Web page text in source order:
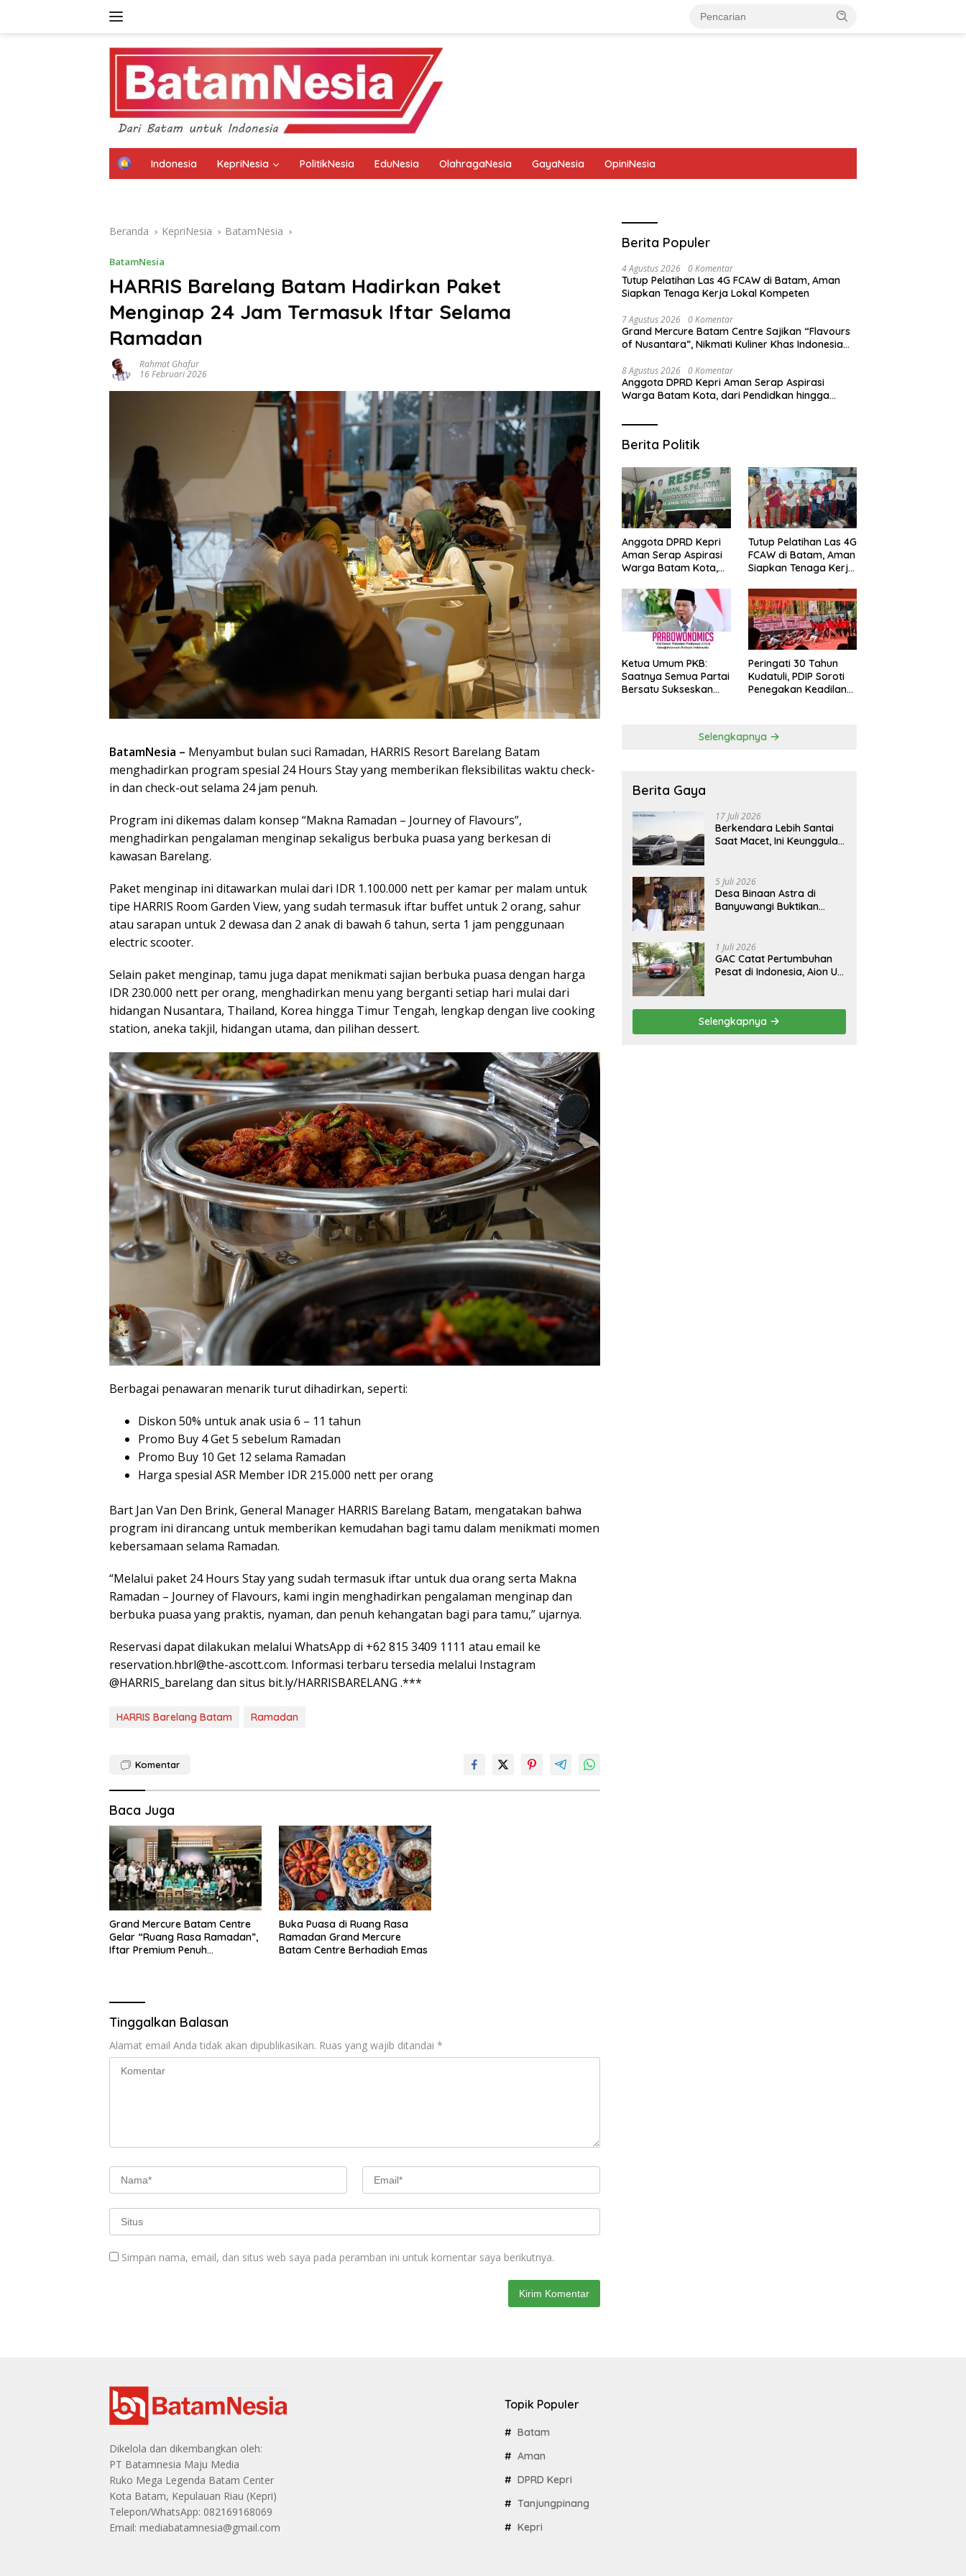
H
Indonesia KepriNesia PolitikNesia EduNesia OlahragaNesia GayaNesia OpiniNesia
Beranda KepriNesia BatamNesia
BatamNesia
HARRIS Barelang Batam Hadirkan Paket
Menginap 24 Jam Termasuk Iftar Selama
Ramadan
Rahmat Ghafur
16 Februari 2026
BatamNesia – Menyambut bulan suci Ramadan, HARRIS Resort Barelang Batam
menghadirkan program spesial 24 Hours Stay yang memberikan fleksibilitas waktu check-
in dan check-out selama 24 jam penuh.
Program ini dikemas dalam konsep “Makna Ramadan – Journey of Flavours”,
menghadirkan pengalaman menginap sekaligus berbuka puasa yang berkesan di
kawasan Barelang.
Paket menginap ini ditawarkan mulai dari IDR 1.100.000 nett per kamar per malam untuk
tipe HARRIS Room Garden View, yang sudah termasuk iftar buffet untuk 2 orang, sahur
atau sarapan untuk 2 dewasa dan 2 anak di bawah 6 tahun, serta 1 jam penggunaan
electric scooter.
Selain paket menginap, tamu juga dapat menikmati sajian berbuka puasa dengan harga
IDR 230.000 nett per orang, menghadirkan menu yang berganti setiap hari mulai dari
hidangan Nusantara, Thailand, Korea hingga Timur Tengah, lengkap dengan live cooking
station, aneka takjil, hidangan utama, dan pilihan dessert.
Berbagai penawaran menarik turut dihadirkan, seperti:
Diskon 50% untuk anak usia 6 – 11 tahun
Promo Buy 4 Get 5 sebelum Ramadan
Promo Buy 10 Get 12 selama Ramadan
Harga spesial ASR Member IDR 215.000 nett per orang
Bart Jan Van Den Brink, General Manager HARRIS Barelang Batam, mengatakan bahwa
program ini dirancang untuk memberikan kemudahan bagi tamu dalam menikmati momen
kebersamaan selama Ramadan.
“Melalui paket 24 Hours Stay yang sudah termasuk iftar untuk dua orang serta Makna
Ramadan – Journey of Flavours, kami ingin menghadirkan pengalaman menginap dan
berbuka puasa yang praktis, nyaman, dan penuh kehangatan bagi para tamu,” ujarnya.
Reservasi dapat dilakukan melalui WhatsApp di +62 815 3409 1111 atau email ke
reservation.hbrl@the-ascott.com. Informasi terbaru tersedia melalui Instagram
@HARRIS_barelang dan situs bit.ly/HARRISBARELANG .***
HARRIS Barelang Batam Ramadan
Komentar
Baca Juga
Grand Mercure Batam Centre
Gelar “Ruang Rasa Ramadan”,
Iftar Premium Penuh
Buka Puasa di Ruang Rasa
Ramadan Grand Mercure
Batam Centre Berhadiah Emas
Tinggalkan Balasan
Alamat email Anda tidak akan dipublikasikan. Ruas yang wajib ditandai *
Simpan nama, email, dan situs web saya pada peramban ini untuk komentar saya berikutnya.
Berita Populer
4 Agustus 2026 0 Komentar
Tutup Pelatihan Las 4G FCAW di Batam, Aman
Siapkan Tenaga Kerja Lokal Kompeten
7 Agustus 2026 0 Komentar
Grand Mercure Batam Centre Sajikan “Flavours
of Nusantara”, Nikmati Kuliner Khas Indonesia
8 Agustus 2026 0 Komentar
Anggota DPRD Kepri Aman Serap Aspirasi
Warga Batam Kota, dari Pendidkan hingga
Berita Politik
Anggota DPRD Kepri
Aman Serap Aspirasi
Warga Batam Kota,
Pelatihan Tenaga
Kerja
Tutup Pelatihan Las 4G
FCAW di Batam, Aman
Siapkan Tenaga Kerja
Ketua Umum PKB:
Saatnya Semua Partai
Bersatu Sukseskan
Peringati 30 Tahun
Kudatuli, PDIP Soroti
Penegakan Keadilan
Selengkapnya
Berita Gaya
17 Juli 2026
Berkendara Lebih Santai
Saat Macet, Ini Keunggulan
Cartenz
5 Juli 2026
Desa Binaan Astra di
Banyuwangi Buktikan
Warga
1 Juli 2026
GAC Catat Pertumbuhan
Pesat di Indonesia, Aion UT
Selengkapnya
Dikelola dan dikembangkan oleh:
PT Batamnesia Maju Media
Ruko Mega Legenda Batam Center
Kota Batam, Kepulauan Riau (Kepri)
Telepon/WhatsApp: 082169168069
Email: mediabatamnesia@gmail.com
Topik Populer
Batam
Aman
DPRD Kepri
Tanjungpinang
Kepri